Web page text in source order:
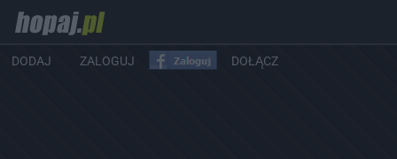
DODAJ ZALOGUJ DOŁĄCZ